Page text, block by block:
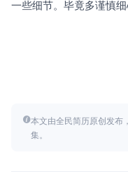
一些细节。毕竟多谨慎
本文由全民简历原创发布
集。